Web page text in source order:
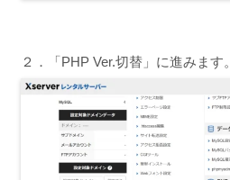
２．「PHP Ver.切替」に進みます。